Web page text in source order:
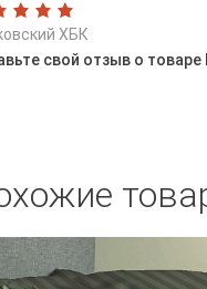
ХБК
свой отзыв о